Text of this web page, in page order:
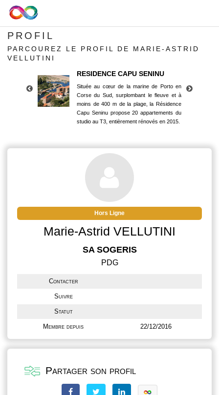
PROFIL
PARCOUREZ LE PROFIL DE MARIE-ASTRID
VELLUTINI
RESIDENCE CAPU SENINU
Située au cœur de la marine de Porto en
Corse du Sud, surplombant le fleuve et à
moins de 400 m de la plage, la Résidence
Capu Seninu propose 20 appartements du
studio au T3, entièrement rénovés en 2015.
Corse du Sud, surplombant le fleuve et à
moins de 400 m de la plage, la Résidence
Capu Seninu propose 20 appartements du
studio au T3, entièrement rénovés en 2015.
Hors Ligne
Marie-Astrid VELLUTINI
SA SOGERIS
PDG
Contacter
Suivre
Statut
Membre depuis 22/12/2016
Partager son profil